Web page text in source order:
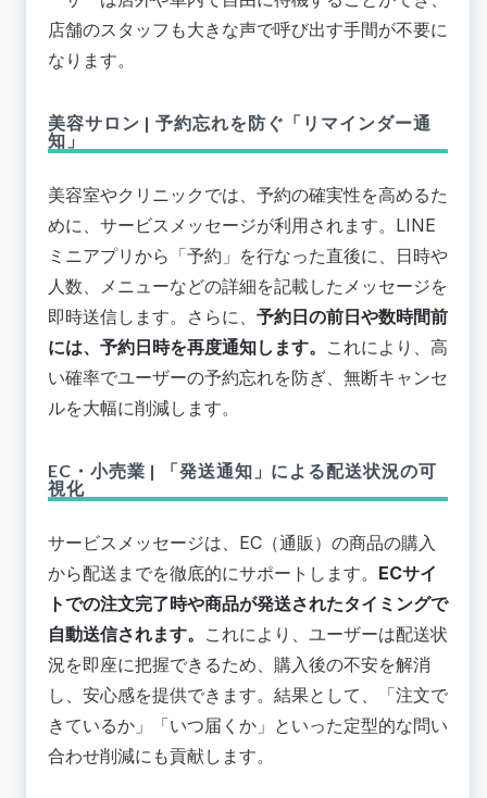
店舗のスタッフも大きな声で呼び出す手間が不要に
なります。
美容サロン | 予約忘れを防ぐ「リマインダー通
知」
美容室やクリニックでは、予約の確実性を高めるた
めに、サービスメッセージが利用されます。LINE
ミニアプリから「予約」を行なった直後に、日時や
人数、メニューなどの詳細を記載したメッセージを
即時送信します。さらに、 予約日の前日や数時間前
には、予約日時を再度通知します。 これにより、高
い確率でユーザーの予約忘れを防ぎ、無断キャンセ
ルを大幅に削減します。
EC・小売業 | 「発送通知」による配送状況の可
視化
サービスメッセージは、EC（通販）の商品の購入
から配送までを徹底的にサポートします。 ECサイ
トでの注文完了時や商品が発送されたタイミングで
自動送信されます。 これにより、ユーザーは配送状
況を即座に把握できるため、購入後の不安を解消
し、安心感を提供できます。結果として、「注文で
きているか」「いつ届くか」といった定型的な問い
合わせ削減にも貢献します。